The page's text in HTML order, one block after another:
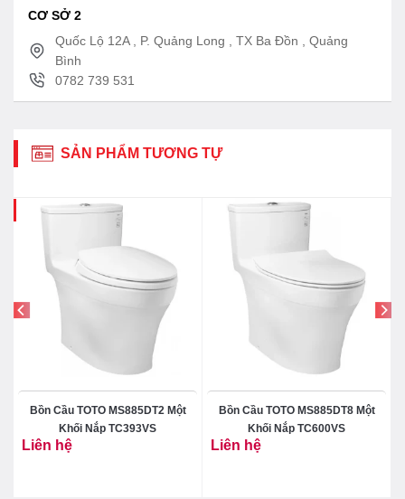
CƠ SỞ 2
Quốc Lộ 12A , P. Quảng Long , TX Ba Đồn , Quảng
Bình
0782 739 531
SẢN PHẨM TƯƠNG TỰ
Bồn Cầu TOTO MS885DT2 Một
Khối Nắp TC393VS
Liên hệ
Bồn Cầu TOTO MS885DT8 Một
Khối Nắp TC600VS
Liên hệ